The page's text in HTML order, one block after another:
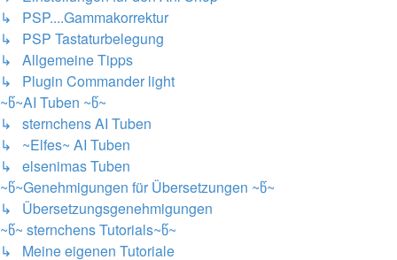
↳ PSP....Gammakorrektur
↳ PSP Tastaturbelegung
↳ Allgemeine Tipps
↳ Plugin Commander light
~წ~AI Tuben ~წ~
↳ sternchens AI Tuben
↳ ~Elfes~ AI Tuben
↳ elsenimas Tuben
~წ~Genehmigungen für Übersetzungen ~წ~
↳ Übersetzungsgenehmigungen
~წ~ sternchens Tutorials~წ~
↳ Meine eigenen Tutoriale